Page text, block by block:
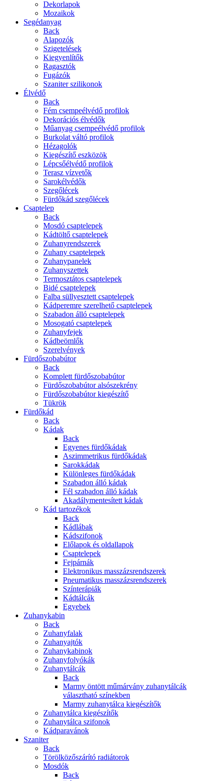
Dekorlapok
Mozaikok
Segédanyag
Back
Alapozók
Szigetelések
Kiegyenlítők
Ragasztók
Fugázók
Szaniter szilikonok
Élvédő
Back
Fém csempeélvédő profilok
Dekorációs élvédők
Műanyag csempeélvédő profilok
Burkolat váltó profilok
Hézagolók
Kiegészítő eszközök
Lépcsőélvédő profilok
Terasz vízvetők
Sarokélvédők
Szegőlécek
Fürdőkád szegőlécek
Csaptelep
Back
Mosdó csaptelepek
Kádtöltő csaptelepek
Zuhanyrendszerek
Zuhany csaptelepek
Zuhanypanelek
Zuhanyszettek
Termosztátos csaptelepek
Bidé csaptelepek
Falba süllyesztett csaptelepek
Kádperemre szerelhető csaptelepek
Szabadon álló csaptelepek
Mosogató csaptelepek
Zuhanyfejek
Kádbeömlők
Szerelvények
Fürdőszobabútor
Back
Komplett fürdőszobabútor
Fürdőszobabútor alsószekrény
Fürdőszobabútor kiegészítő
Tükrök
Fürdőkád
Back
Kádak
Back
Egyenes fürdőkádak
Aszimmetrikus fürdőkádak
Sarokkádak
Különleges fürdőkádak
Szabadon álló kádak
Fél szabadon álló kádak
Akadálymentesített kádak
Kád tartozékok
Back
Kádlábak
Kádszifonok
Előlapok és oldallapok
Csaptelepek
Fejpárnák
Elektronikus masszázsrendszerek
Pneumatikus masszázsrendszerek
Színterápiák
Kádtálcák
Egyebek
Zuhanykabin
Back
Zuhanyfalak
Zuhanyajtók
Zuhanykabinok
Zuhanyfolyókák
Zuhanytálcák
Back
Marmy öntött műmárvány zuhanytálcák
választható színekben
Marmy zuhanytálca kiegészítők
Zuhanytálca kiegészítők
Zuhanytálca szifonok
Kádparavánok
Szaniter
Back
Törölközőszárító radiátorok
Mosdók
Back